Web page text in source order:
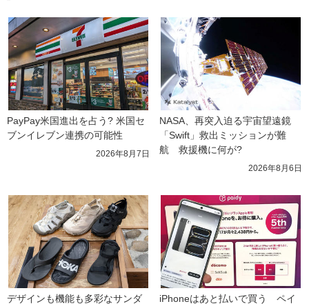
PayPay米国進出を占う? 米国セ
ブンイレブン連携の可能性
2026年8月7日
NASA、再突入迫る宇宙望遠鏡
「Swift」救出ミッションが難
航　救援機に何が?
2026年8月6日
デザインも機能も多彩なサンダ iPhoneはあと払いで買う　ペイ